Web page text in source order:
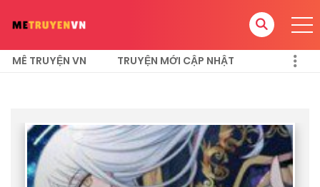
MÊ TRUYỆN VN TRUYỆN MỚI CẬP NHẬT